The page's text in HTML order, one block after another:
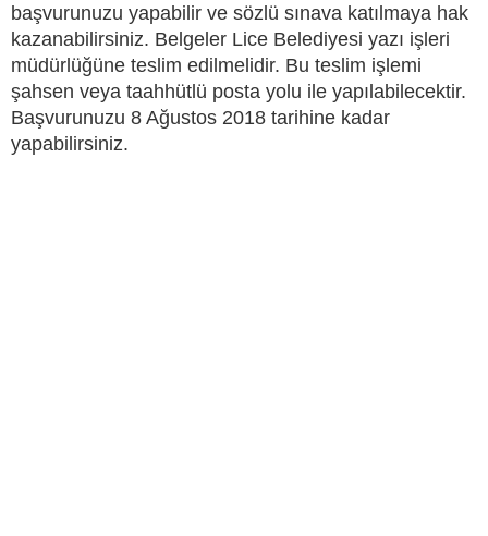
başvurunuzu yapabilir ve sözlü sınava katılmaya hak
kazanabilirsiniz. Belgeler Lice Belediyesi yazı işleri
müdürlüğüne teslim edilmelidir. Bu teslim işlemi
şahsen veya taahhütlü posta yolu ile yapılabilecektir.
Başvurunuzu 8 Ağustos 2018 tarihine kadar
yapabilirsiniz.